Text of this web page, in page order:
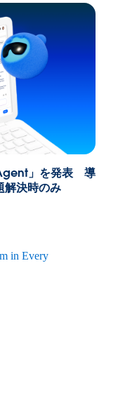
」を発表 導
解決時のみ